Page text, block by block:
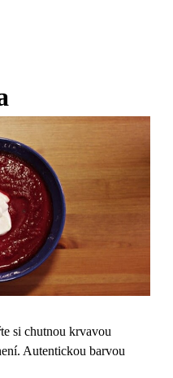
si chutnou krvavou
Autentickou barvou